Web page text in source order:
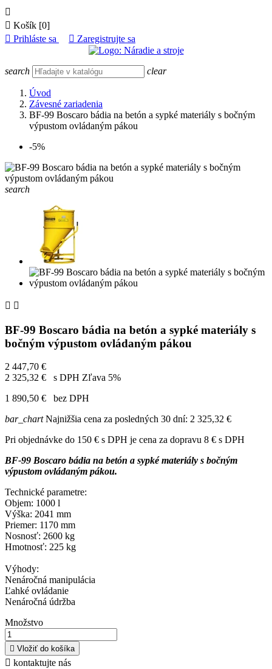

 Košík [0]
 Prihláste sa  Zaregistrujte sa
search clear
Úvod
Závesné zariadenia
BF-99 Boscaro bádia na betón a sypké materiály s bočným
výpustom ovládaným pákou
-5%
search
 
BF-99 Boscaro bádia na betón a sypké materiály s
bočným výpustom ovládaným pákou
2 447,70 €
2 325,32 €
s DPH Zľava 5%
1 890,50 €
bez DPH
bar_chartNajnižšia cena za posledných 30 dní: 2 325,32 €
Pri objednávke do 150 € s DPH je cena za dopravu 8 € s DPH
BF-99 Boscaro bádia na betón a sypké materiály s bočným
výpustom ovládaným pákou.
Technické parametre:
Objem: 1000 l
Výška: 2041 mm
Priemer: 1170 mm
Nosnosť: 2600 kg
Hmotnosť: 225 kg
Výhody:
Nenáročná manipulácia
Ľahké ovládanie
Nenáročná údržba
Množstvo
 Vložiť do košíka
 kontaktujte nás